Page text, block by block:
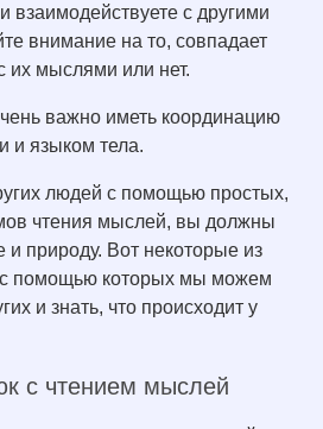
взаимодействуете с другими
внимание на то, совпадает
их мыслями или нет.
важно иметь координацию
и языком тела.
людей с помощью простых,
чтения мыслей, вы должны
и природу. Вот некоторые из
с помощью которых мы можем
и знать, что происходит у
с чтением мыслей